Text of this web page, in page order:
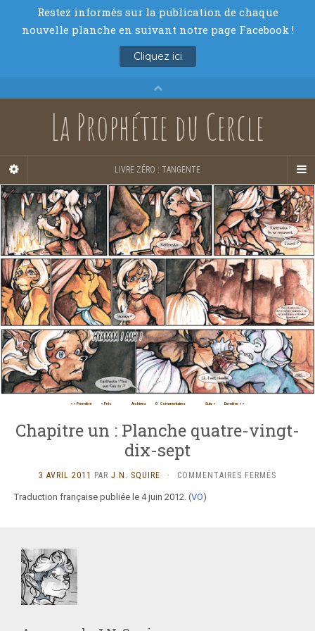
La Prophétie du Cercle
LIVRE ZÉRO : TANGENTE
<< Première < Préc Archives 0 Commentaires Suiv > Dernière >>
Chapitre un : Planche quatre-vingt-
dix-sept
3 AVRIL 2011 PAR J.N. SQUIRE · COMMENTAIRES FERMÉS
Traduction française publiée le 4 juin 2012. (VO)